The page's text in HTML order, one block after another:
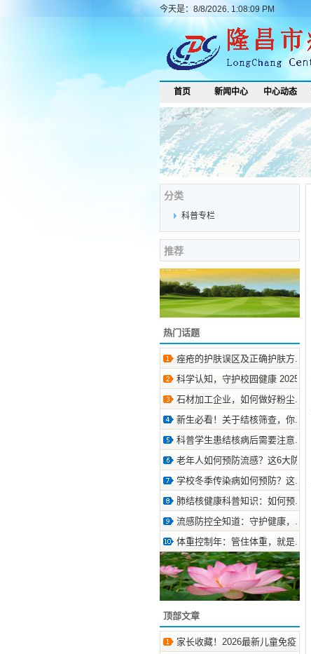
今天是：8/8/2026, 1:08:09 PM
首页 新闻中心 中心动态
分类
科普专栏
推荐
热门话题
痤疮的护肤误区及正确护肤方..
科学认知，守护校园健康 2025-
石材加工企业，如何做好粉尘..
新生必看！关于结核筛查，你..
科普学生患结核病后需要注意..
老年人如何预防流感？这6大防..
学校冬季传染病如何预防？这..
肺结核健康科普知识：如何预..
流感防控全知道：守护健康，..
体重控制年：管住体重，就是..
顶部文章
家长收藏！2026最新儿童免疫..